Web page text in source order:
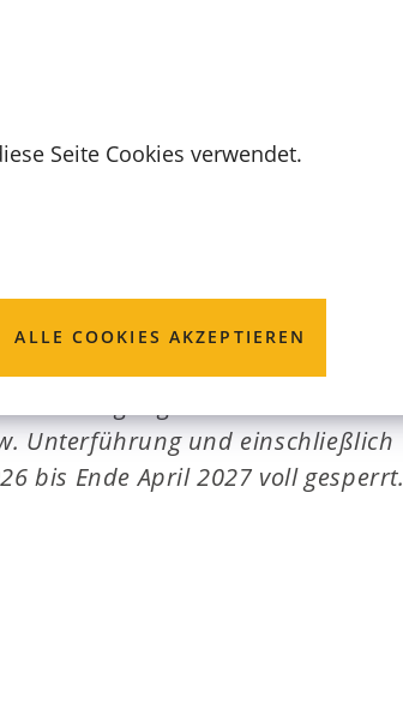
Seite Cookies verwendet.
ALLE COOKIES AKZEPTIEREN
Unterführung und einschließlich
bis Ende April 2027 voll gesperrt.